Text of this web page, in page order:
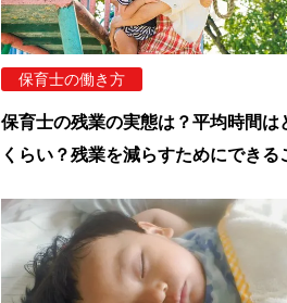
保育士の働き方
保育士の残業の実態は？平均時間は
くらい？残業を減らすためにできる